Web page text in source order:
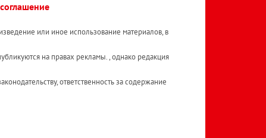
или иное использование материалов, в
на правах рекламы. , однако редакция
ответственность за содержание